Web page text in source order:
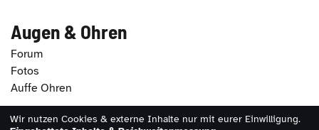
Augen & Ohren
Forum
Fotos
Auffe Ohren
Wir nutzen Cookies & externe Inhalte nur mit eurer Einwilligung.